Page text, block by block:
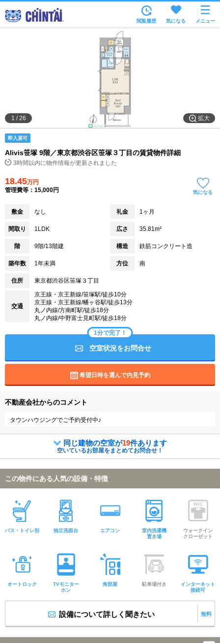
沿線・駅から
住所から
家賃相場から
通勤通学時間から
物件特集から
不動産会社から
閲覧履歴 気になる メニュー
拡大
1 /26
即入居可
Alivis笹塚 9階／東京都渋谷区笹塚３丁目の賃貸物件詳細
3時間以内に物件情報が更新されました
18.45万円
管理費等：15,000円
気になる
敷金 なし 礼金 1ヶ月
間取り 1LDK 広さ 35.81m²
階 9階/13階建 構造 鉄筋コンクリート造
築年数 1年未満 方位 南
住所 東京都渋谷区笹塚３丁目
交通
京王線・京王新線/笹塚駅/徒歩10分
京王線・京王新線/幡ヶ谷駅/徒歩13分
丸ノ内線/方南町駅/徒歩18分
丸ノ内線/中野富士見町駅/徒歩18分
1分で完了！
空室状況をお問合せ
希望日時を選んで内見予約
不動産会社からのコメント
タウンハウジングでご予約受付中♪
同じ建物の空室が19件あります
空いているお部屋をまとめてお問合せ！
この物件にある人気の設備・特徴
バス・トイレ別 独立洗面台 エアコン
室内洗濯機
置き場
ウォークイン
クローゼット
オートロック
TVモニター
ホン
角部屋 駐車場付き
インターネット
接続可
設備について詳しく聞きたい 無料